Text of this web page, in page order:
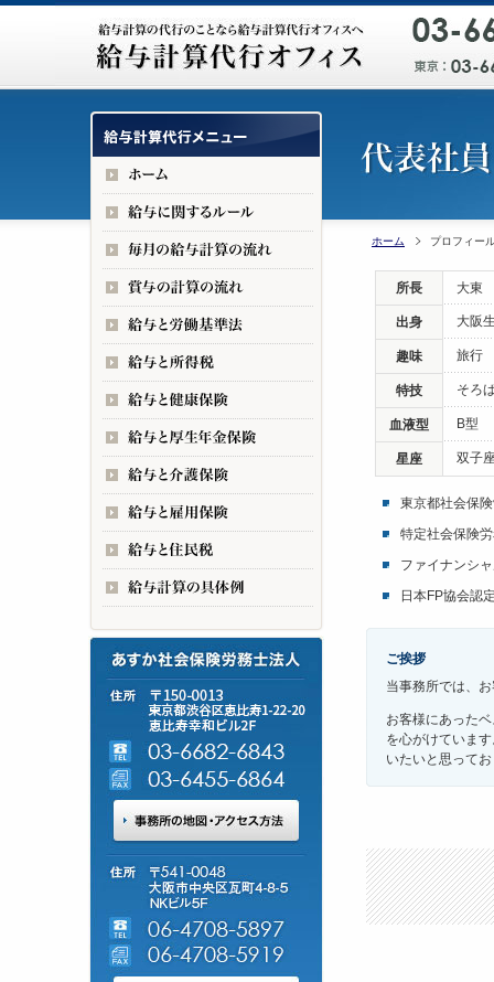
ホーム プロフィー
所長 大東
出身 大阪
趣味 旅行
特技 そろ
血液型 B型
星座 双子
東京都社会保
特定社会保険
ファイナンシ
日本FP協会認
ご挨拶
当事務所では、
お客様にあった
を心がけていま
いたいと思って